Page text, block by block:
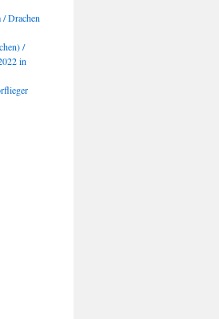
Drachen
/
in